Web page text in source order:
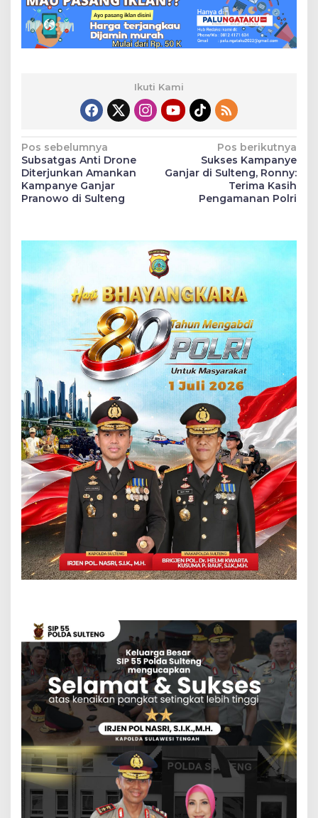
Ikuti Kami
Navigasi
pos
Pos sebelumnya
Subsatgas Anti Drone
Diterjunkan Amankan
Kampanye Ganjar
Pranowo di Sulteng
Pos berikutnya
Sukses Kampanye
Ganjar di Sulteng, Ronny:
Terima Kasih
Pengamanan Polri